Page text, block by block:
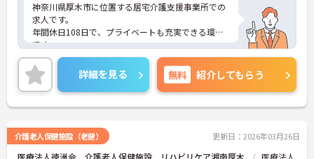
神奈川県厚木市に位置する居宅介護支援事業所での
求人です。
年間休日108日で、プライベートも充実できる環境
です。
ご興味ある方には、面接のポイントなど、さらに詳
細をお話致しますのでお気軽にご相談ください。
詳細を見る 無料 紹介してもらう
介護老人保健施設（老健） 更新日：2026年03月26日